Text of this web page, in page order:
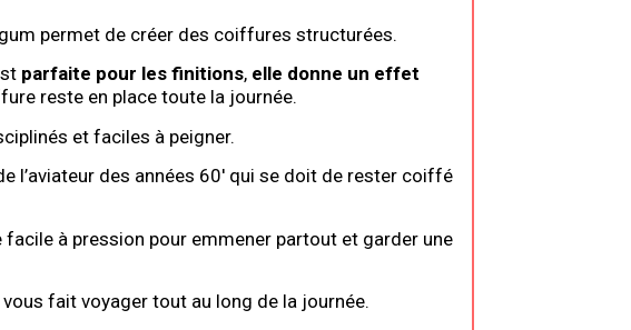
permet de créer des coiffures structurées.
parfaite pour les finitions, elle donne un effet
reste en place toute la journée.
et faciles à peigner.
l’aviateur des années 60′ qui se doit de rester coiffé
à pression pour emmener partout et garder une
vous fait voyager tout au long de la journée.